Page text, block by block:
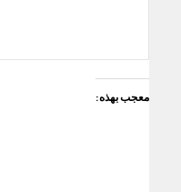
معجب بهذه: